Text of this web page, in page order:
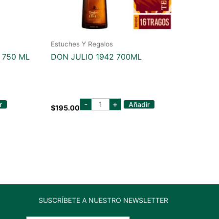
750 ML
Estuches Y Regalos
DON JULIO 1942 700ML
$195.00 - don
julio
+ Añadir
SUSCRÍBETE A NUESTRO NEWSLETTER